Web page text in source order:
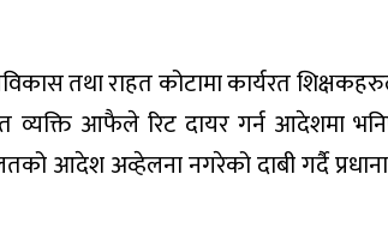
तथा राहत कोटामा कार्यरत
व्यक्ति आफैले रिट दायर गर्न आदेशमा
आदेश अव्हेलना नगरेको दाबी गर्दै